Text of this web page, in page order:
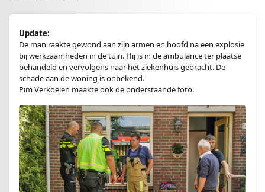
Update:
De man raakte gewond aan zijn armen en hoofd na een explosie
bij werkzaamheden in de tuin. Hij is in de ambulance ter plaatse
behandeld en vervolgens naar het ziekenhuis gebracht. De
schade aan de woning is onbekend.
Pim Verkoelen maakte ook de onderstaande foto.